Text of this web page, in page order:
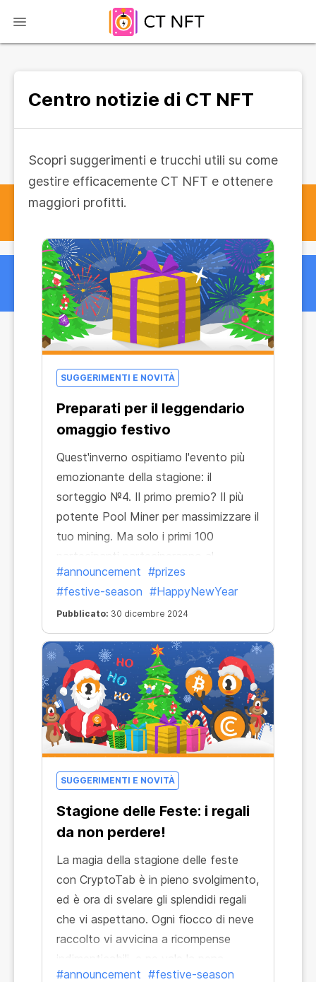
Centro notizie di CT NFT
Scopri suggerimenti e trucchi utili su come
gestire efficacemente CT NFT e ottenere
maggiori profitti.
SUGGERIMENTI E NOVITÀ
Preparati per il leggendario
omaggio festivo
Quest'inverno ospitiamo l'evento più
emozionante della stagione: il
sorteggio №4. Il primo premio? Il più
potente Pool Miner per massimizzare il
tuo mining. Ma solo i primi 100
partecipanti parteciperanno al
sorteggio e il numero 1 riceverà il
premio principale.
#announcement #prizes
#festive-season #HappyNewYear
Pubblicato: 30 dicembre 2024
SUGGERIMENTI E NOVITÀ
Stagione delle Feste: i regali
da non perdere!
La magia della stagione delle feste
con CryptoTab è in pieno svolgimento,
ed è ora di svelare gli splendidi regali
che vi aspettano. Ogni fiocco di neve
raccolto vi avvicina a ricompense
indimenticabili, e ne vale la pena.
#announcement #festive-season